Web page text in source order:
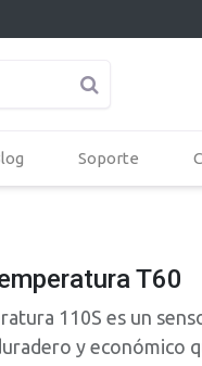
Soporte
T60
110S es un
y económico